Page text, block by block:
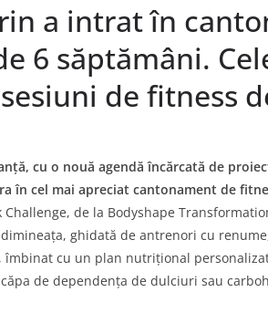
a intrat în
6 săptămâni.
de fitness
cu o nouă agendă încărcată de
în cel mai apreciat cantonament de
de la Bodyshape
ghidată de antrenori cu
îmbinat cu un plan nutrițional
de dependența de dulciuri sau